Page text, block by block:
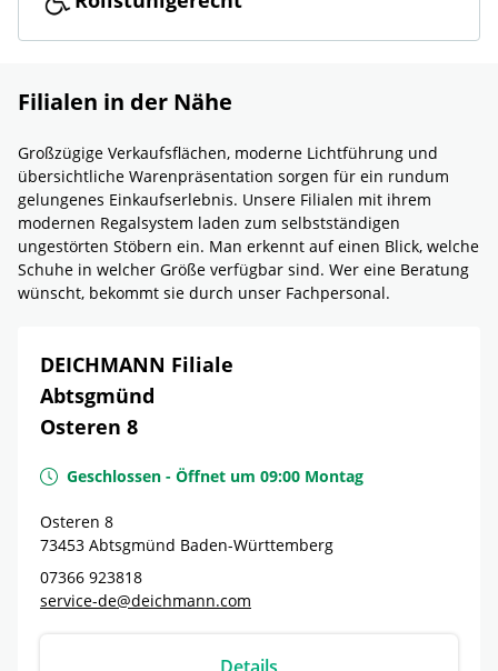
Filialen in der Nähe
Großzügige Verkaufsflächen, moderne Lichtführung und
übersichtliche Warenpräsentation sorgen für ein rundum
gelungenes Einkaufserlebnis. Unsere Filialen mit ihrem
modernen Regalsystem laden zum selbstständigen
ungestörten Stöbern ein. Man erkennt auf einen Blick, welche
Schuhe in welcher Größe verfügbar sind. Wer eine Beratung
wünscht, bekommt sie durch unser Fachpersonal.
DEICHMANN Filiale
Abtsgmünd
Osteren 8
Geschlossen - Öffnet um 09:00 Montag
Osteren 8
73453 Abtsgmünd Baden-Württemberg
07366 923818
service-de@deichmann.com